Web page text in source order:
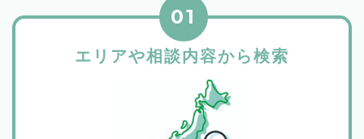
エリアや相談内容から検索
01